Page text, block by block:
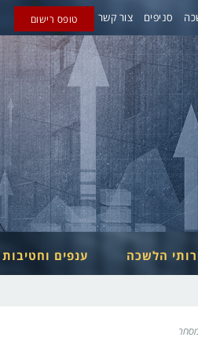
סניפים צור קשר טופס רישום
הלשכה ענפים וחטיבות